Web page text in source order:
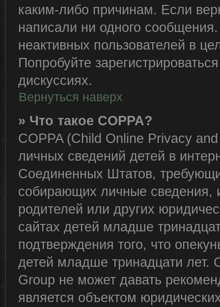
каким-либо причинам. Если
написали ни одного
неактивных пользователей в
Попробуйте
дискуссиях.
Вернуться наверх
» Что такое COPPA?
COPPA (Child Online Privacy
личных сведений детей в
Соединенных Штатов,
собирающих личные сведения,
родителей или других
сайтах детей младше
подтверждения того, что
детей младше тринадцати лет.
Group не может давать
является объектом